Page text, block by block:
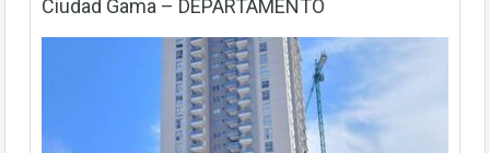
Ciudad Gama – DEPARTAMENTO